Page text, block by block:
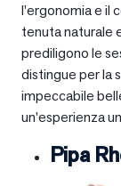
l’ergonomia e il
tenuta naturale
prediligono le
distingue per la
impeccabile
un’esperienza
Pipa